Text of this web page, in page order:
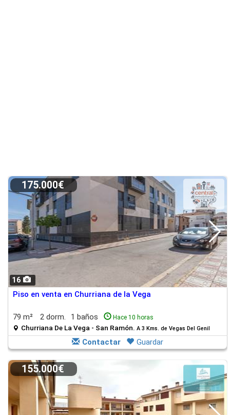
16
175.000€
Piso en venta en Churriana de la Vega
79 m² 2 dorm. 1 baños Hace 10 horas
Churriana De La Vega - San Ramón. A 3 Kms. de Vegas Del Genil
Contactar Guardar
155.000€